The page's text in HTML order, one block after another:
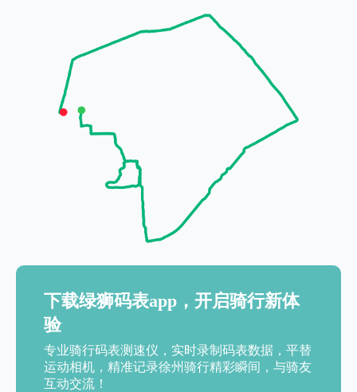
下载绿狮码表app，开启骑行新体
验
专业骑行码表测速仪，实时录制码表数据，平替
运动相机，精准记录徐州骑行精彩瞬间，与骑友
互动交流！